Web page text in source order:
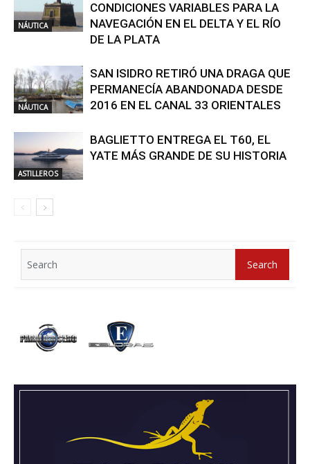
NÁUTICA
CONDICIONES VARIABLES PARA LA
NAVEGACIÓN EN EL DELTA Y EL RÍO
DE LA PLATA
NÁUTICA
SAN ISIDRO RETIRÓ UNA DRAGA QUE
PERMANECÍA ABANDONADA DESDE
2016 EN EL CANAL 33 ORIENTALES
ASTILLEROS
BAGLIETTO ENTREGA EL T60, EL
YATE MÁS GRANDE DE SU HISTORIA
for:
Search